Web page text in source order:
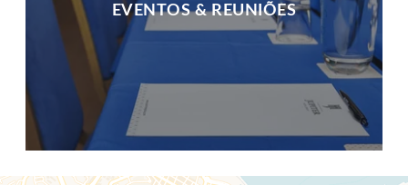
EVENTOS & REUNIÕES